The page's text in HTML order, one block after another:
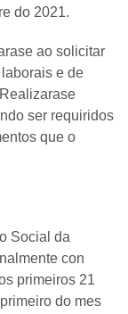
do 2021.
ao solicitar
e de
ser requiridos
que o
Social da
con
primeiros 21
do mes